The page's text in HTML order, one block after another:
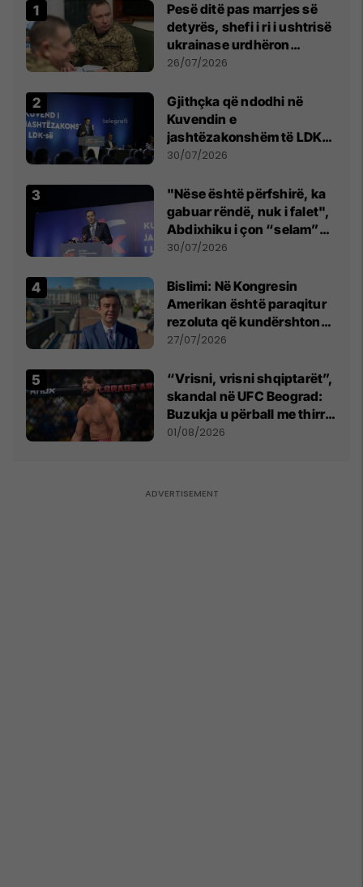
Pesë ditë pas marrjes së
detyrës, shefi i ri i ushtrisë
ukrainase urdhëron
kontroll të madh
26/07/2026
Gjithçka që ndodhi në
Kuvendin e
jashtëzakonshëm të LDK-
së
30/07/2026
"Nëse është përfshirë, ka
gabuar rëndë, nuk i falet",
Abdixhiku i çon “selam”
Përparim Ramës
30/07/2026
Bislimi: Në Kongresin
Amerikan është paraqitur
rezoluta që kundërshton
mbajtjen e Asamblesë
në Beograd
27/07/2026
“Vrisni, vrisni shqiptarët”,
skandal në UFC Beograd:
Buzukja u përball me thirrje
anti-shqiptare nga
01/08/2026